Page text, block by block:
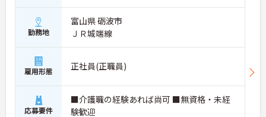
勤務地
富山県 砺波市
ＪＲ城端線
雇用形態 正社員(正職員)
応募要件
■介護職の経験あれば尚可 ■無資格・未経
験歓迎